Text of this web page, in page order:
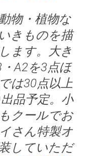
物・植物な
きものを描
ます。大き
A2を3点ほ
は30点以上
品予定。小
クールでお
さん特製オ
していただ